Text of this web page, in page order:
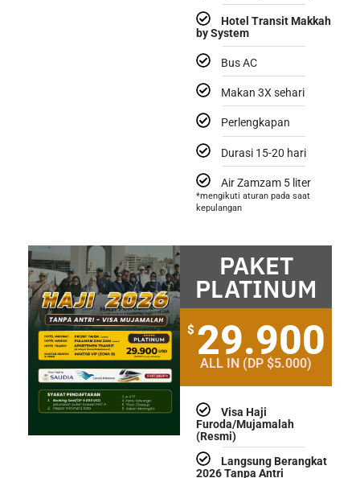
Hotel Transit Makkah
by System
Bus AC
Makan 3X sehari
Perlengkapan
Durasi 15-20 hari
Air Zamzam 5 liter
*mengikuti aturan pada saat
kepulangan
PAKET
PLATINUM
$ 29.900
ALL IN (DP $5.000)
Visa Haji
Furoda/Mujamalah
(Resmi)
Langsung Berangkat
2026 Tanpa Antri